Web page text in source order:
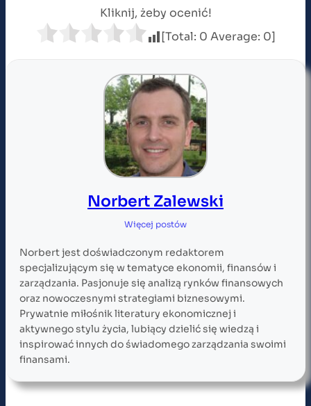
Kliknij, żeby ocenić!
[Total: 0 Average: 0]
Norbert Zalewski
Więcej postów
Norbert jest doświadczonym redaktorem
specjalizującym się w tematyce ekonomii, finansów i
zarządzania. Pasjonuje się analizą rynków finansowych
oraz nowoczesnymi strategiami biznesowymi.
Prywatnie miłośnik literatury ekonomicznej i
aktywnego stylu życia, lubiący dzielić się wiedzą i
inspirować innych do świadomego zarządzania swoimi
finansami.